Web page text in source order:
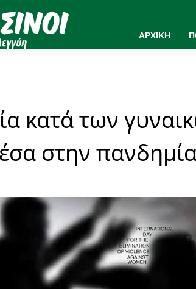
ΑΡΧΙΚΗ
κατά των
στην